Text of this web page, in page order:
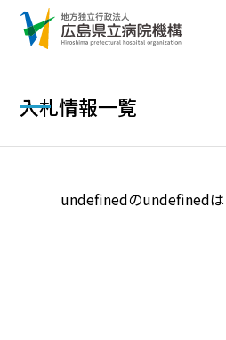
入札情報一覧
undefinedのundefinedは